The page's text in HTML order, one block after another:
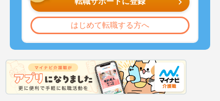
はじめて転職する方へ